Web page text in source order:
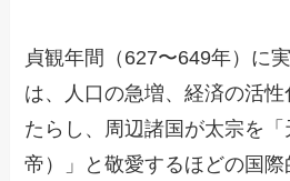
貞観年間（627〜649年）に
は、人口の急増、経済の活
たらし、周辺諸国が太宗を
帝）」と敬愛するほどの国